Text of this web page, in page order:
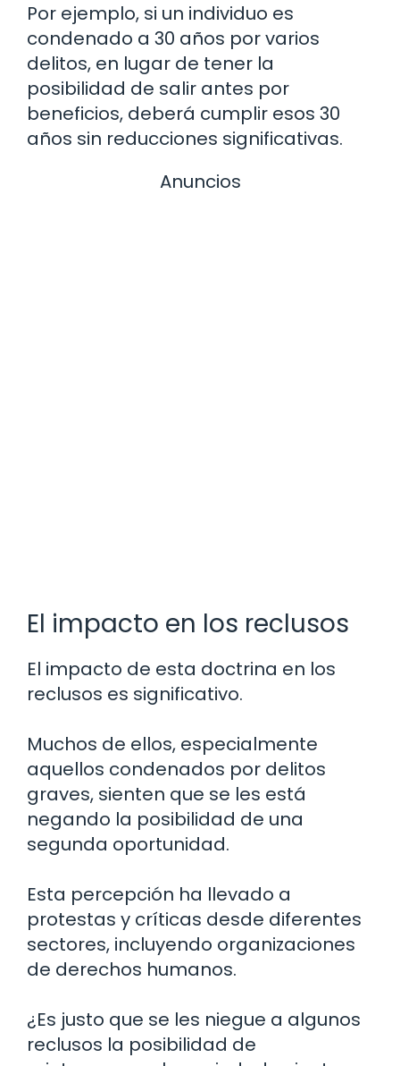
Por ejemplo, si un individuo es
condenado a 30 años por varios
delitos, en lugar de tener la
posibilidad de salir antes por
beneficios, deberá cumplir esos 30
años sin reducciones significativas.
Anuncios
El impacto en los reclusos
El impacto de esta doctrina en los
reclusos es significativo.
Muchos de ellos, especialmente
aquellos condenados por delitos
graves, sienten que se les está
negando la posibilidad de una
segunda oportunidad.
Esta percepción ha llevado a
protestas y críticas desde diferentes
sectores, incluyendo organizaciones
de derechos humanos.
¿Es justo que se les niegue a algunos
reclusos la posibilidad de